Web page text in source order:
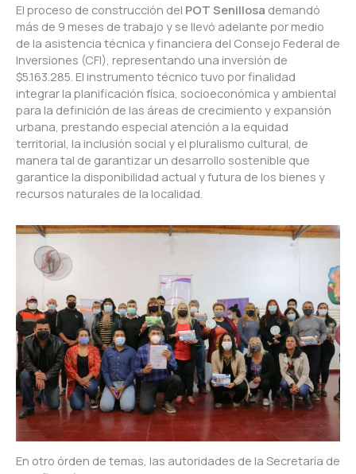
El proceso de construcción del POT Senillosa demandó
más de 9 meses de trabajo y se llevó adelante por medio
de la asistencia técnica y financiera del Consejo Federal de
Inversiones (CFI), representando una inversión de
$5.163.285. El instrumento técnico tuvo por finalidad
integrar la planificación física, socioeconómica y ambiental
para la definición de las áreas de crecimiento y expansión
urbana, prestando especial atención a la equidad
territorial, la inclusión social y el pluralismo cultural, de
manera tal de garantizar un desarrollo sostenible que
garantice la disponibilidad actual y futura de los bienes y
recursos naturales de la localidad.
En otro órden de temas, las autoridades de la Secretaría de